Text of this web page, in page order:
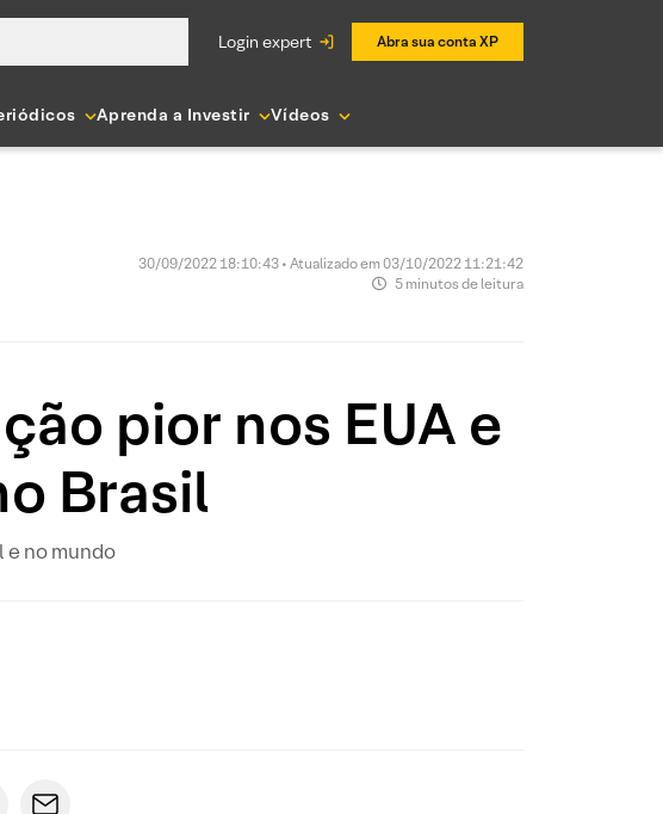
login expert Abra sua conta XP
Aprenda a Investir Vídeos
30/09/2022 18:10:43 • Atualizado em 03/10/2022 11:21:42
5 minutos de leitura
pior nos EUA e
Brasil
e no mundo